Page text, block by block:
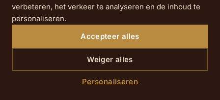
verbeteren, het verkeer te analyseren en de inhoud te
personaliseren.
Accepteer alles
Weiger alles
Personaliseren